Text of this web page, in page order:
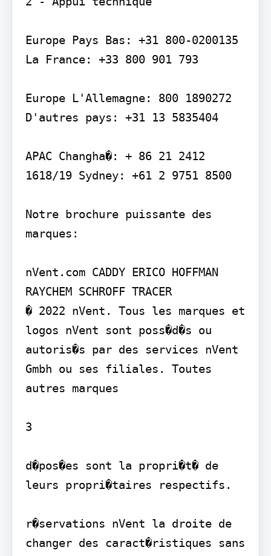
Europe Pays Bas: +31 800-0200135
La France: +33 800 901 793
Europe L'Allemagne: 800 1890272
D'autres pays: +31 13 5835404
APAC Changha�: + 86 21 2412
1618/19 Sydney: +61 2 9751 8500
Notre brochure puissante des
marques:
nVent.com CADDY ERICO HOFFMAN
RAYCHEM SCHROFF TRACER
� 2022 nVent. Tous les marques et
logos nVent sont poss�d�s ou
autoris�s par des services nVent
Gmbh ou ses filiales. Toutes
autres marques
3
d�pos�es sont la propri�t� de
leurs propri�taires respectifs.
r�servations nVent la droite de
changer des caract�ristiques sans